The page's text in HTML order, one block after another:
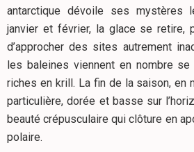
antarctique dévoile ses mystères
janvier et février, la glace se retire,
d’approcher des sites autrement
les baleines viennent en nombre
riches en krill. La fin de la saison, en
particulière, dorée et basse sur
beauté crépusculaire qui clôture en
polaire.